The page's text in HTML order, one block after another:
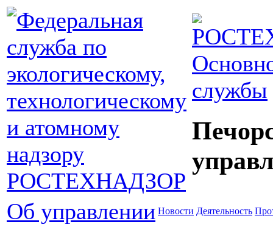
службы
Об управлении Новости Деятельность